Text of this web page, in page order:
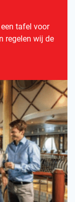
tafel voor
regelen wij de